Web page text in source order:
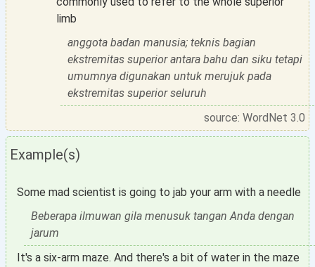
limb
anggota badan manusia; teknis bagian
ekstremitas superior antara bahu dan siku tetapi
umumnya digunakan untuk merujuk pada
ekstremitas superior seluruh
source: WordNet 3.0
Example(s)
Some mad scientist is going to jab your arm with a needle
Beberapa ilmuwan gila menusuk tangan Anda dengan
jarum
It's a six-arm maze. And there's a bit of water in the maze